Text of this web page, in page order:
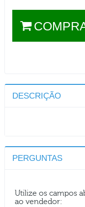
DESCRIÇÃO
PERGUNTAS
Utilize os campos
ao vendedor: